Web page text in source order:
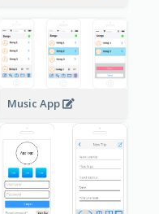
Music App